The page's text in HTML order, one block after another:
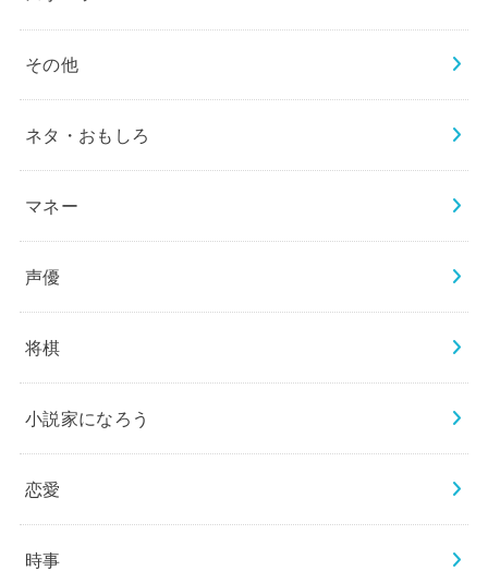
その他
ネタ・おもしろ
マネー
声優
将棋
小説家になろう
恋愛
時事